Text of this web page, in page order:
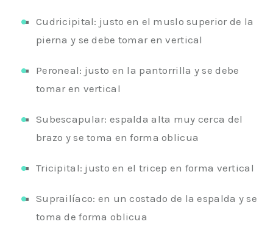
Cudricipital: justo en el muslo superior de la
pierna y se debe tomar en vertical
Peroneal: justo en la pantorrilla y se debe
tomar en vertical
Subescapular: espalda alta muy cerca del
brazo y se toma en forma oblicua
Tricipital: justo en el tricep en forma vertical
Suprailíaco: en un costado de la espalda y se
toma de forma oblicua